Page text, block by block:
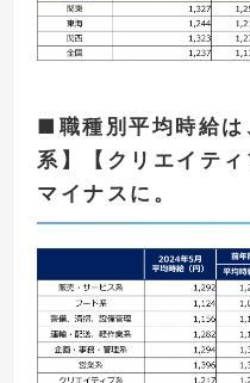
■職種別平均時給は
系】【クリエイテ
マイナスに。